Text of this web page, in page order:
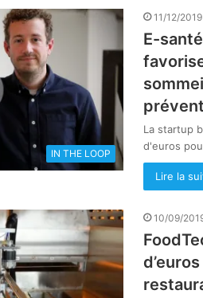
IN THE LOOP
11/12/2019
E-
La startup
d'euros
Lire la
10/09/